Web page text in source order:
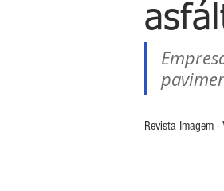
Revista Imagem